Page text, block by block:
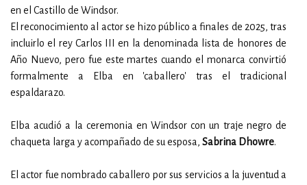
en el Castillo de Windsor.
El reconocimiento al actor se hizo público a finales de 2025, tras
incluirlo el rey Carlos III en la denominada lista de honores de
Año Nuevo, pero fue este martes cuando el monarca convirtió
formalmente a Elba en 'caballero' tras el tradicional
espaldarazo.
Elba acudió a la ceremonia en Windsor con un traje negro de
chaqueta larga y acompañado de su esposa, Sabrina Dhowre.
El actor fue nombrado caballero por sus servicios a la juventud a